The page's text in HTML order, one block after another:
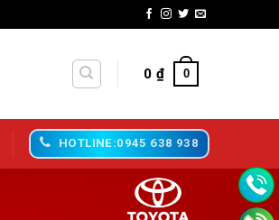
0 ₫ 0
HOTLINE:0945 638 938